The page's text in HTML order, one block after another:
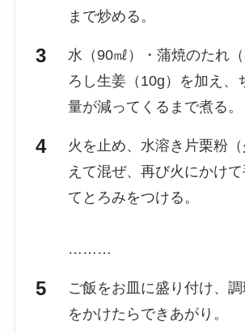
まで炒める。
水（90㎖）・蒲焼のたれ
ろし生姜（10g）を加え、
量が減ってくるまで煮る。
火を止め、水溶き片栗粉
えて混ぜ、再び火にかけ
てとろみをつける。
………
ご飯をお皿に盛り付け、
をかけたらできあがり。